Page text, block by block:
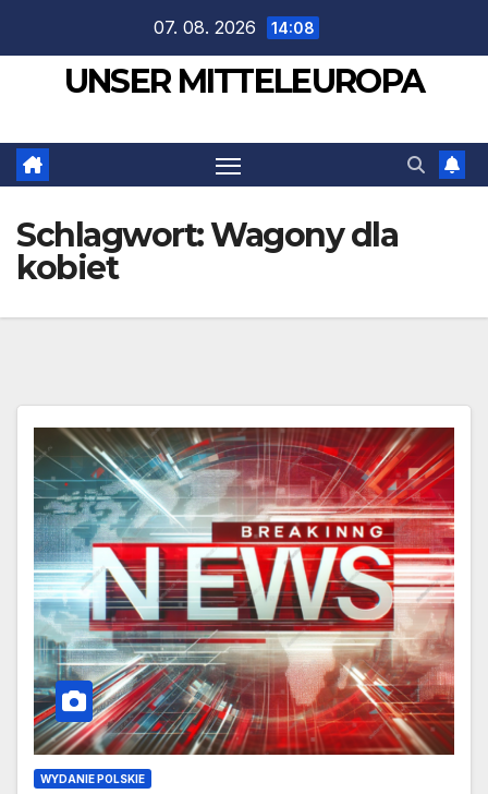
springen
07. 08. 2026 14:08
UNSER MITTELEUROPA
Schlagwort:Wagony dla
kobiet
WYDANIE POLSKIE